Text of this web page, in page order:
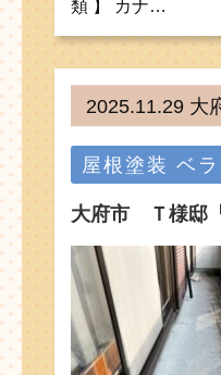
類 】 カナ…
2025.11.29 大
屋根塗装 ベ
大府市 Ｔ様邸